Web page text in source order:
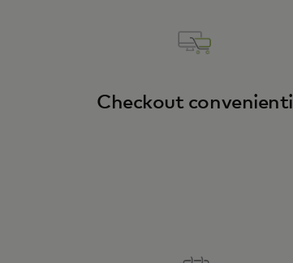
Checkout convenienti